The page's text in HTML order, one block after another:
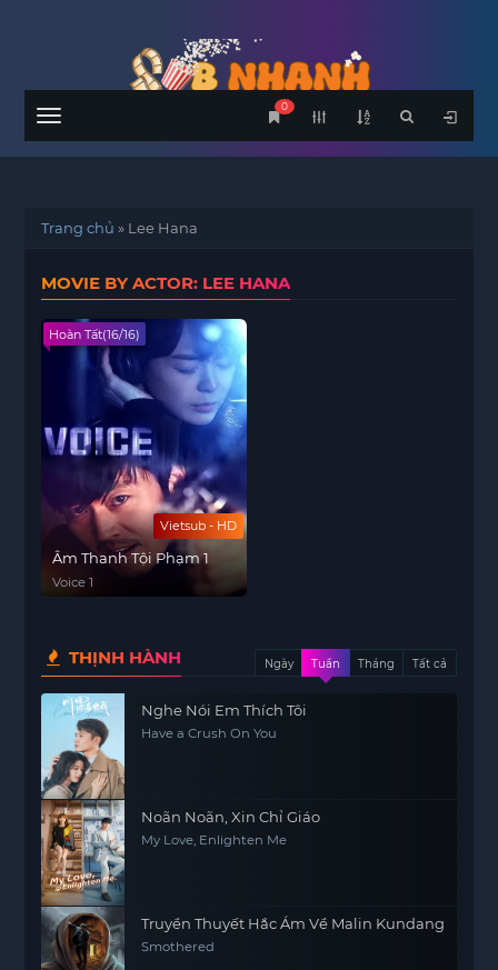
Menu
0
Trang chủ » Lee Hana
MOVIE BY ACTOR: LEE HANA
Vietsub - HD
Hoàn Tất(16/16)
Âm Thanh Tội Phạm 1
Voice 1
THỊNH HÀNH Ngày Tuần Tháng Tất cả
Nghe Nói Em Thích Tôi
Have a Crush On You
Noãn Noãn, Xin Chỉ Giáo
My Love, Enlighten Me
Truyền Thuyết Hắc Ám Về Malin Kundang
Smothered